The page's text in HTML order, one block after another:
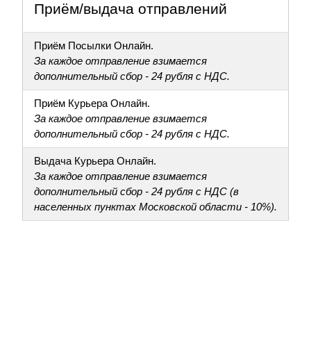
Приём/выдача отправлений
Приём Посылки Онлайн.
За каждое отправление взимается
дополнительный сбор - 24 рубля с НДС.
Приём Курьера Онлайн.
За каждое отправление взимается
дополнительный сбор - 24 рубля с НДС.
Выдача Курьера Онлайн.
За каждое отправление взимается
дополнительный сбор - 24 рубля с НДС (в
населенных пунктах Московской области - 10%).